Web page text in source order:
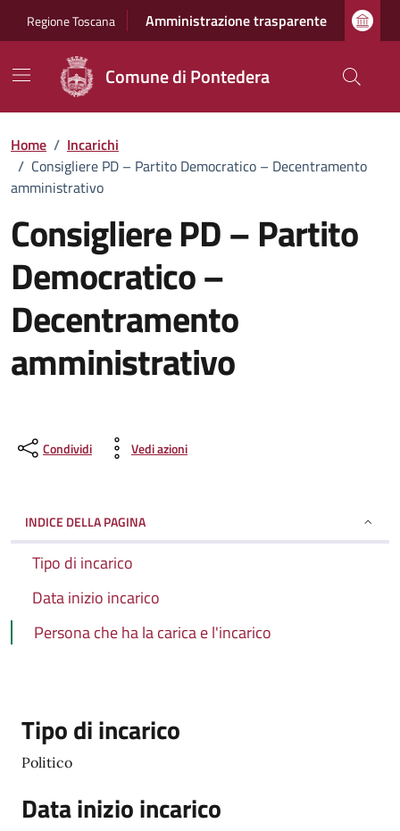
Regione Toscana Amministrazione trasparente
Comune di Pontedera
Home / Incarichi
/ Consigliere PD – Partito Democratico – Decentramento
amministrativo
Consigliere PD – Partito
Democratico –
Decentramento
amministrativo
Condividi Vedi azioni
INDICE DELLA PAGINA
Tipo di incarico
Data inizio incarico
Persona che ha la carica e l'incarico
Tipo di incarico
Politico
Data inizio incarico